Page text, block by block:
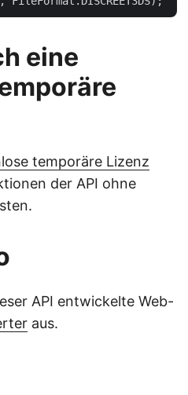
eine
temporäre Lizenz
der API ohne
API entwickelte Web-
aus.